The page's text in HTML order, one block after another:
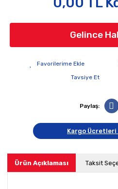
Gelince
Tavsiye Et
Paylaş:
Kargo Ücretleri
Ürün Açıklaması Taksit